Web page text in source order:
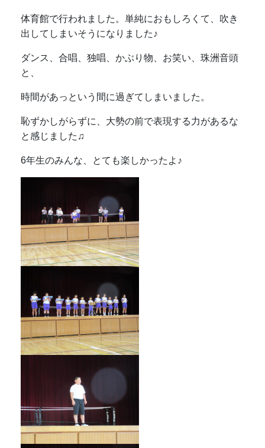
体育館で行われました。単純におもしろくて、吹き
出してしまいそうになりました♪
ダンス、合唱、独唱、かぶり物、お笑い、珠洲音頭
と、
時間があっという間に過ぎてしまいました。
恥ずかしがらずに、大勢の前で表現する力があるな
と感じました♫
6年生のみんな、とても楽しかったよ♪